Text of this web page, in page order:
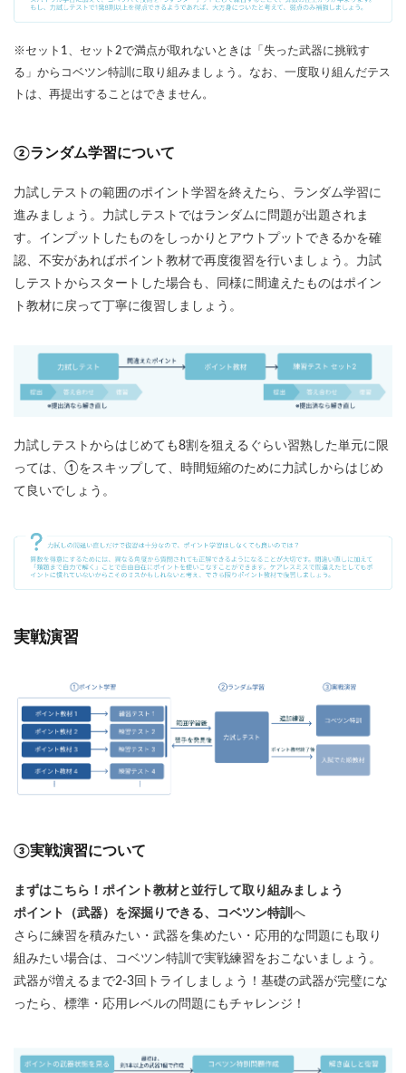
※セット1、セット2で満点が取れないときは「失った武器に挑戦す
る」からコベツン特訓に取り組みましょう。なお、一度取り組んだテス
トは、再提出することはできません。
②ランダム学習について
力試しテストの範囲のポイント学習を終えたら、ランダム学習に
進みましょう。力試しテストではランダムに問題が出題されま
す。インプットしたものをしっかりとアウトプットできるかを確
認、不安があればポイント教材で再度復習を行いましょう。力試
しテストからスタートした場合も、同様に間違えたものはポイン
ト教材に戻って丁寧に復習しましょう。
力試しテストからはじめても8割を狙えるぐらい習熟した単元に限
っては、①をスキップして、時間短縮のために力試しからはじめ
て良いでしょう。
実戦演習
③実戦演習について
まずはこちら！ポイント教材と並行して取り組みましょう
ポイント（武器）を深掘りできる、コベツン特訓 へ
さらに練習を積みたい・武器を集めたい・応用的な問題にも取り
組みたい場合は、コベツン特訓で実戦練習をおこないましょう。
武器が増えるまで2-3回トライしましょう！基礎の武器が完璧にな
ったら、標準・応用レベルの問題にもチャレンジ！